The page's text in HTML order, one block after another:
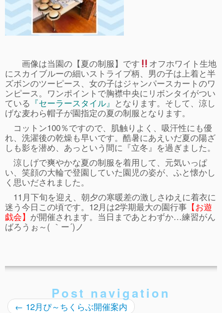
保育料について
入会してから
体験入園＆園見学
ぴ～ち通信
求人情報（園見学/自主実習も対応）
画像は当園の【夏の制服】です
オフホワイト生地
にスカイブルーの細いストライプ柄、男の子は上着と半
ズボンのツーピース、女の子はジャンパースカートのワ
ンピース。ワンポイントで胸襟中央にリボンタイがつい
ている 『セーラースタイル』 となります。そして、涼し
げな麦わら帽子が園指定の夏の制服となります。
コットン100％ですので、肌触りよく、吸汗性にも優
れ、洗濯後の乾燥も早いです。酷暑にあえいだ夏の陽ざ
しも影を潜め、あっという間に『立冬』を過ぎました。
涼しげで爽やかな夏の制服を着用して、元気いっぱ
い、笑顔の大輪で登園していた園児の姿が、ふと懐かし
く思いだされました。
11月下旬を迎え、朝夕の寒暖差の激しさゆえに着衣に
迷う今日この頃です。12月は2学期最大の園行事 【お遊
戯会】 が開催されます。当日まであとわずか…練習がん
ばろうぉ～( ｀ー´)ノ
Post navigation
← 12月ぴ～ちくらぶ開催案内